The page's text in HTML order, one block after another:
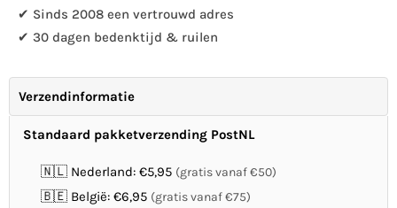
✔ Sinds 2008 een vertrouwd adres
✔ 30 dagen bedenktijd & ruilen
Verzendinformatie
Standaard pakketverzending PostNL
🇳🇱 Nederland: €5,95 (gratis vanaf €50)
🇧🇪 België: €6,95 (gratis vanaf €75)